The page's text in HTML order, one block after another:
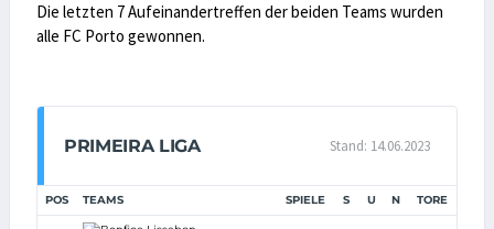
Die letzten 7 Aufeinandertreffen der beiden Teams wurden
alle FC Porto gewonnen.
PRIMEIRA LIGA Stand: 14.06.2023
POS TEAMS SPIELE S U N TORE